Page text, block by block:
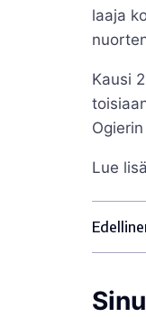
laaja
Kausi
Lue